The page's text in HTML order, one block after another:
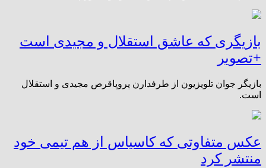
بازیگری که عاشق استقلال و مجیدی است
+تصویر
بازیگر جوان تلویزیون از طرفدارن پروپاقرص مجیدی و استقلال
است.
عکس متفاوتی که کاسیاس از هم تیمی خود
منتشر کرد